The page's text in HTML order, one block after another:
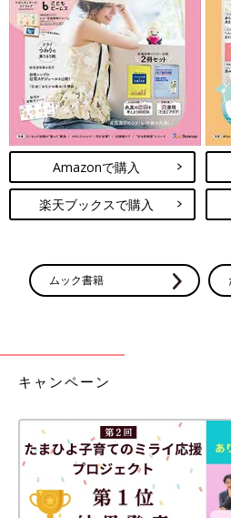
Amazonで購入
楽天ブックスで購入
ムック書籍
キャンペーン